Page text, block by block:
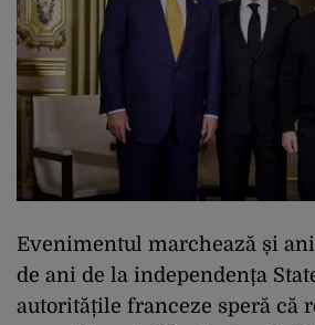
Evenimentul marchează și
de ani de la independența
autoritățile franceze speră că